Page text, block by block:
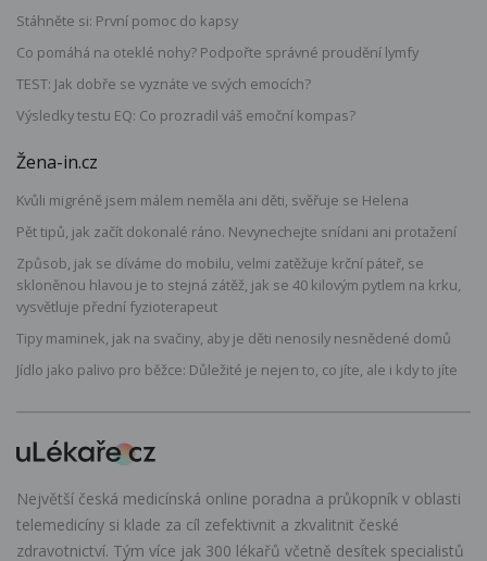
Stáhněte si: První pomoc do kapsy
Co pomáhá na oteklé nohy? Podpořte správné proudění lymfy
TEST: Jak dobře se vyznáte ve svých emocích?
Výsledky testu EQ: Co prozradil váš emoční kompas?
Žena-in.cz
Kvůli migréně jsem málem neměla ani děti, svěřuje se Helena
Pět tipů, jak začít dokonalé ráno. Nevynechejte snídani ani protažení
Způsob, jak se díváme do mobilu, velmi zatěžuje krční páteř, se
skloněnou hlavou je to stejná zátěž, jak se 40 kilovým pytlem na krku,
vysvětluje přední fyzioterapeut
Tipy maminek, jak na svačiny, aby je děti nenosily nesnědené domů
Jídlo jako palivo pro běžce: Důležité je nejen to, co jíte, ale i kdy to jíte
Největší česká medicínská online poradna a průkopník v oblasti
telemedicíny si klade za cíl zefektivnit a zkvalitnit české
zdravotnictví. Tým více jak 300 lékařů včetně desítek specialistů